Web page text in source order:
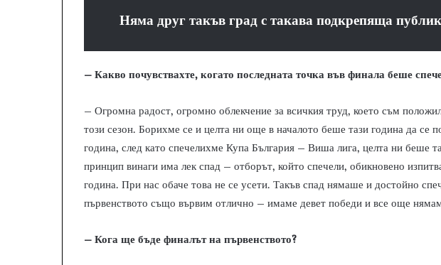
Няма друг такъв град с такава подкрепяща
– Какво почувствахте, когато последната точка във финала беше
– Огромна радост, огромно облекчение за всичкия труд, което съм
този сезон. Борихме се и целта ни още в началото беше тази година да се
година, след като спечелихме Купа България – Виша лига, целта ни беше
принцип винаги има лек спад – отборът, който спечели, обикновено
година. При нас обаче това не се усети. Такъв спад нямаше и достойно
първенството също вървим отлично – имаме девет победи и все още
– Кога ще бъде финалът на първенството?